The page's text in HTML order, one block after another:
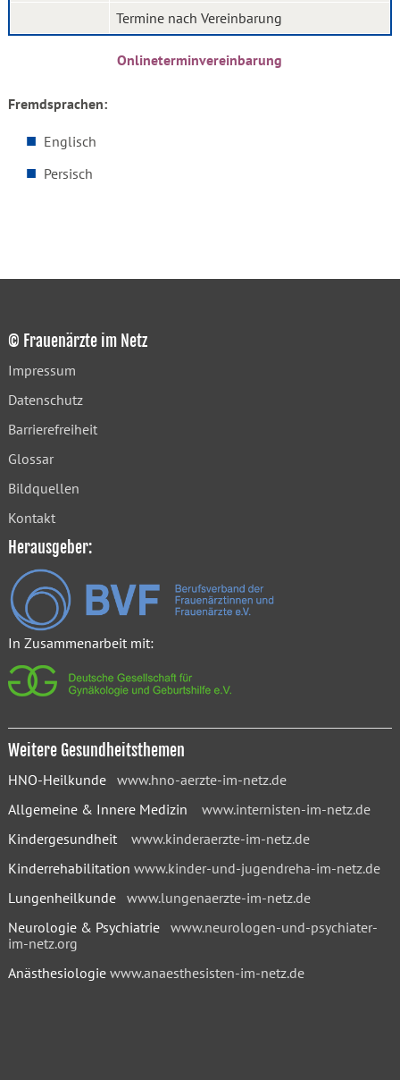
Termine nach Vereinbarung
Onlineterminvereinbarung
Fremdsprachen:
Englisch
Persisch
© Frauenärzte im Netz
Impressum
Datenschutz
Barrierefreiheit
Glossar
Bildquellen
Kontakt
Herausgeber:
In Zusammenarbeit mit:
Weitere Gesundheitsthemen
HNO-Heilkunde www.hno-aerzte-im-netz.de
Allgemeine & Innere Medizin www.internisten-im-netz.de
Kindergesundheit www.kinderaerzte-im-netz.de
Kinderrehabilitation www.kinder-und-jugendreha-im-netz.de
Lungenheilkunde www.lungenaerzte-im-netz.de
Neurologie & Psychiatrie www.neurologen-und-psychiater-
im-netz.org
Anästhesiologie www.anaesthesisten-im-netz.de